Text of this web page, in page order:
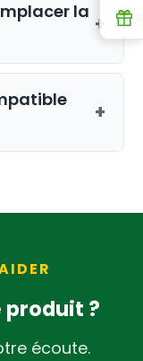
la
+
un
il est
+
produit ?
écoute.